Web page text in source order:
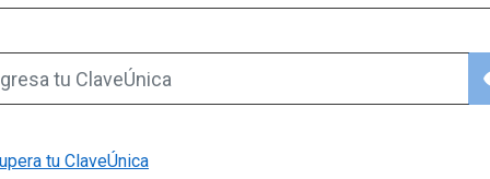
tu ClaveÚnica
tu ClaveÚnica